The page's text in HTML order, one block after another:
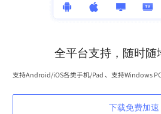
全平台支持，随时随
支持Android/iOS各类手机/Pad 、支持Windows
下载免费加速